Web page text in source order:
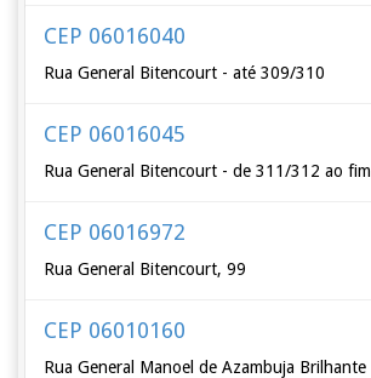
CEP 06016040
Rua General Bitencourt - até 309/310
CEP 06016045
Rua General Bitencourt - de 311/312 ao fim
CEP 06016972
Rua General Bitencourt, 99
CEP 06010160
Rua General Manoel de Azambuja Brilhante